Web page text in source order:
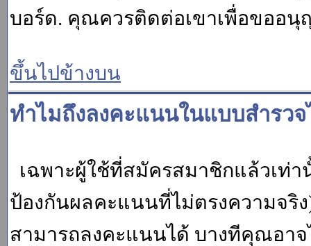
บอร์ด. คุณควรติดต่อเขาเพื่อขออนุ
ขึ้นไปข้างบน
ทำไมถึงลงคะแนนในแบบสำรวจ
เฉพาะผู้ใช้ที่สมัครสมาชิกแล้วเท่
ป้องกันผลคะแนนที่ไม่ตรงความจ
สามารถลงคะแนนได้ บางทีคุณอา